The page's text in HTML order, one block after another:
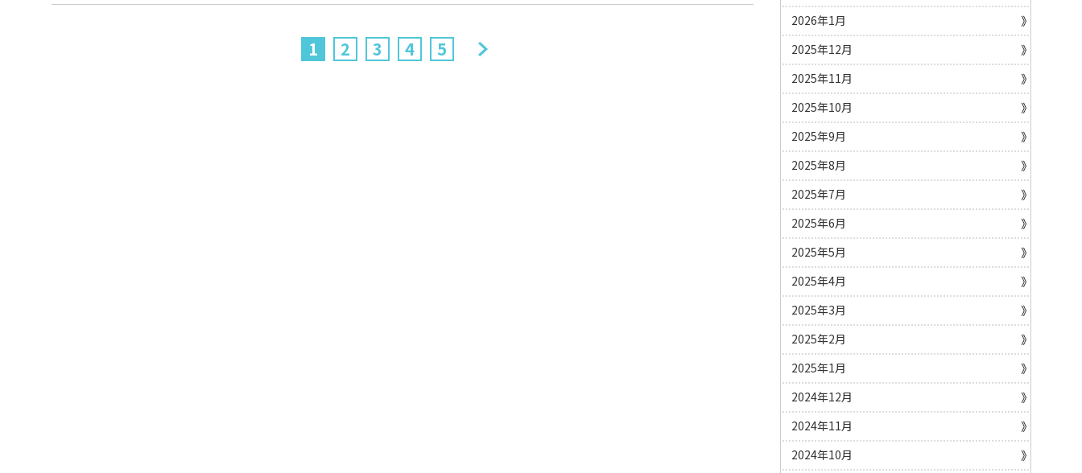
1 2 3 4 5
2026年1月
2025年12月
2025年11月
2025年10月
2025年9月
2025年8月
2025年7月
2025年6月
2025年5月
2025年4月
2025年3月
2025年2月
2025年1月
2024年12月
2024年11月
2024年10月